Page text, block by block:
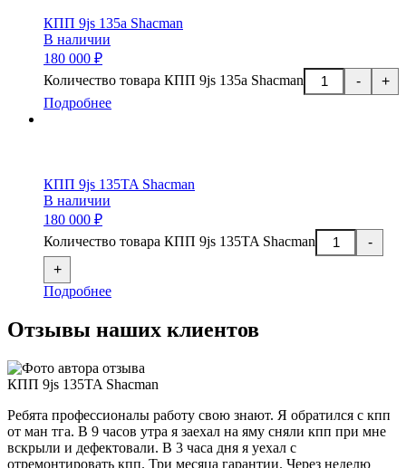
КПП 9js 135a Shacman
В наличии
180 000 ₽
-
Количество товара КПП 9js 135a Shacman
+
Подробнее
КПП 9js 135TA Shacman
В наличии
180 000 ₽
-
Количество товара КПП 9js 135TA Shacman
+
Подробнее
Отзывы наших клиентов
КПП 9js 135TA Shacman
Ребята профессионалы работу свою знают. Я обратился с кпп
от ман тга. В 9 часов утра я заехал на яму сняли кпп при мне
вскрыли и дефектовали. В 3 часа дня я уехал с
отремонтировать кпп. Три месяца гарантии. Через неделю